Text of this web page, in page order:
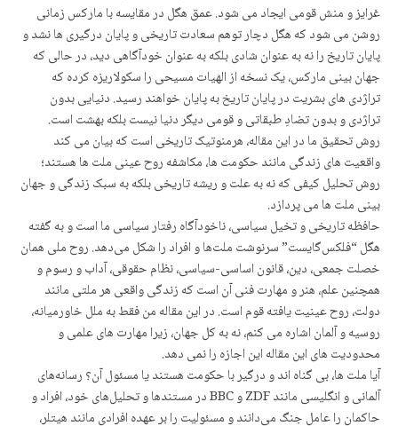
غرایز و منش قومی ایجاد می شود. عمق هگل در مقایسه با مارکس زمانی
روشن می شود که هگل دچار توهم سعادت تاریخی و پایان درگیری ها نشد و
پایان تاریخ را نه به عنوان شادی بلکه به عنوان خودآگاهی دید، در حالی که
جهان بینی مارکس، یک نسخه از الهیات مسیحی را سکولاریزه کرده که
تراژدی های بشریت در پایان تاریخ به پایان خواهند رسید. دنیایی بدون
تراژدی و بدون تضادِ طبقاتی و قومی دیگر دنیا نیست بلکه بهشت است.
روش تحقیق ما در این مقاله، هرمنوتیک تاریخی است که بیان می کند
واقعیت های زندگی مانند حکومت ها، مکاشفه روح عینی ملت ها هستند؛
روش تحلیل کیفی که نه به علت و ریشه تاریخی بلکه به سبک زندگی و جهان
بینی ملت ها می پردازد.
حافظه تاریخی و تخیل سیاسی، ناخودآگاه رفتار سیاسی ما است و به گفته
هگل “فلکس‌گایست” سرنوشت ملت‌ها و افراد را شکل می‌دهد. روح ملی همان
خصلت جمعی، دین، قانون اساسی-سیاسی، نظام حقوقی، آداب و رسوم و
همچنین علم، هنر و مهارت فنی آن است که زندگی واقعی هر ملتی مانند
دولت، روح عینیت یافته قوم است. در این مقاله من فقط به ملل خاورمیانه،
روسیه و آلمان اشاره می کنم، نه به کل جهان، زیرا مهارت های علمی و
محدودیت های این مقاله این اجازه را نمی دهد.
آیا ملت ها، بی گناه اند و درگیر با حکومت هستند یا مسئول آن؟ رسانه‌های
آلمانی و انگلیسی مانند ZDF و BBC در مستندها و تحلیل‌های خود، افراد و
حاکمان را عامل جنگ‌ می‌دانند و مسئولیت را بر عهده افرادی مانند هیتلر،